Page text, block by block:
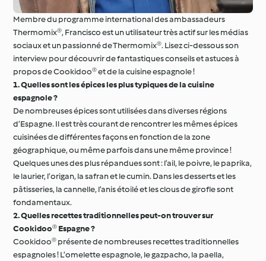
Membre du programme international des ambassadeurs
Thermomix®, Francisco est un utilisateur très actif sur les médias
sociaux et un passionné de Thermomix®. Lisez ci-dessous son
interview pour découvrir de fantastiques conseils et astuces à
propos de Cookidoo® et de la cuisine espagnole !
1. Quelles sont les épices les plus typiques de la cuisine
espagnole ?
De nombreuses épices sont utilisées dans diverses régions
d’Espagne. Il est très courant de rencontrer les mêmes épices
cuisinées de différentes façons en fonction de la zone
géographique, ou même parfois dans une même province !
Quelques unes des plus répandues sont : l’ail, le poivre, le paprika,
le laurier, l’origan, la safran et le cumin. Dans les desserts et les
pâtisseries, la cannelle, l’anis étoilé et les clous de girofle sont
fondamentaux.
2. Quelles recettes traditionnelles peut-on trouver sur
Cookidoo® Espagne ?
Cookidoo® présente de nombreuses recettes traditionnelles
espagnoles ! L’omelette espagnole, le gazpacho, la paella,